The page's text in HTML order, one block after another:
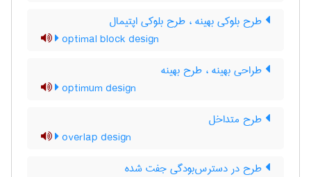
طرح بلوکی بهینه ، طرح بلوکی اپتیمال
optimal block design
طراحی بهینه ، طرح بهینه
optimum design
طرح متداخل
overlap design
طرح در دسترس‌بودگی جفت شده